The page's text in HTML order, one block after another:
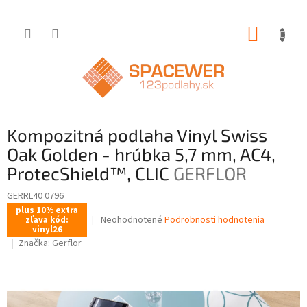
Kompozitná podlaha Vinyl Swiss
Oak Golden - hrúbka 5,7 mm, AC4,
ProtecShield™, CLIC GERFLOR
GERRL40 0796
plus 10% extra
zľava kód:
vinyl26
Priemerné
5
Neohodnotené Podrobnosti hodnotenia
Značka: Gerflor